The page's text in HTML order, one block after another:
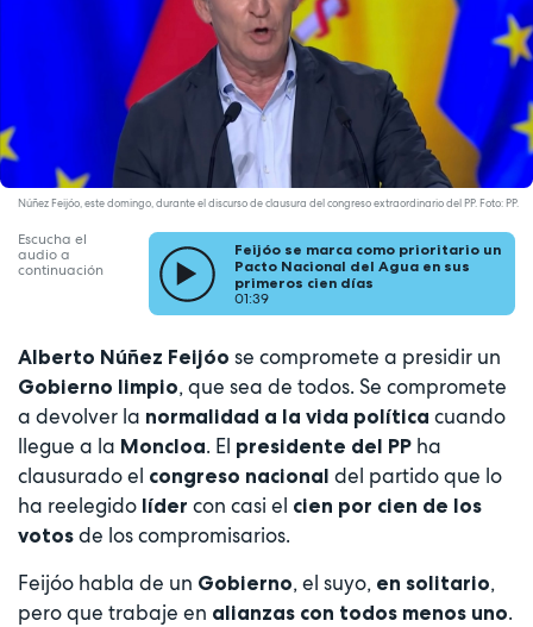
Núñez Feijóo, este domingo, durante el discurso de clausura del congreso extraordinario del PP. Foto: PP.
Escucha el
audio a
continuación
Feijóo se marca como prioritario un
Pacto Nacional del Agua en sus
primeros cien días
01:39
Alberto Núñez Feijóo se compromete a presidir un
Gobierno limpio, que sea de todos. Se compromete
a devolver la normalidad a la vida política cuando
llegue a la Moncloa. El presidente del PP ha
clausurado el congreso nacional del partido que lo
ha reelegido líder con casi el cien por cien de los
votos de los compromisarios.
Feijóo habla de un Gobierno, el suyo, en solitario,
pero que trabaje en alianzas con todos menos uno.